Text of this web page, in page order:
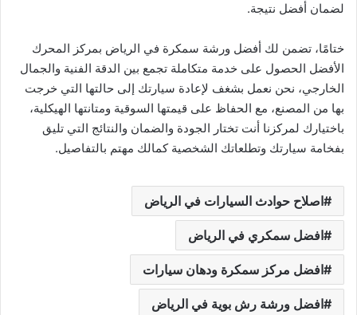
لضمان أفضل نتيجة.
ختامًا، ​تضمن لك أفضل ورشة سمكرة في الرياض بمركز المحرك
الأفضل الحصول على خدمة متكاملة تجمع بين الدقة الفنية والجمال
الخارجي، نحن نعمل بشغف لإعادة سيارتك إلى حالتها التي خرجت
بها من المصنع، مع الحفاظ على قيمتها السوقية ومتانتها الهيكلية،
باختيارك لمركزنا أنت تختار الجودة والضمان والنتائج التي تليق
بفخامة سيارتك وتطلعاتك الشخصية كمالك مهتم بالتفاصيل.
اصلاح حوادث السيارات في الرياض
افضل سمكري في الرياض
افضل مركز سمكرة ودهان سيارات
افضل ورشة رش بوية في الرياض